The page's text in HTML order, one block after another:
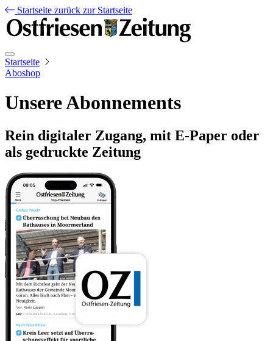
Startseite zurück zur Startseite
Startseite
Aboshop
Unsere Abonnements
Rein digitaler Zugang, mit E-Paper oder
als gedruckte Zeitung